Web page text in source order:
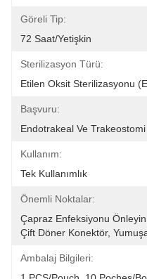
Göreli Tip:
72 Saat/yetişkin
Sterilizasyon Türü:
Etilen Oksit Sterilizasyonu
Başvuru:
Endotrakeal Ve Trakeostomi
Kullanım:
Tek Kullanımlık
Önemli Noktalar:
Çapraz Enfeksiyonu
Çift Döner Konektör,
Ambalaj Bilgileri: